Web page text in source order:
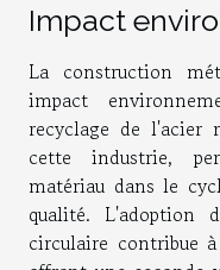
Impact
La construction
impact
recyclage de l'acier
cette industrie,
matériau dans le
qualité. L'adoption
circulaire contribue